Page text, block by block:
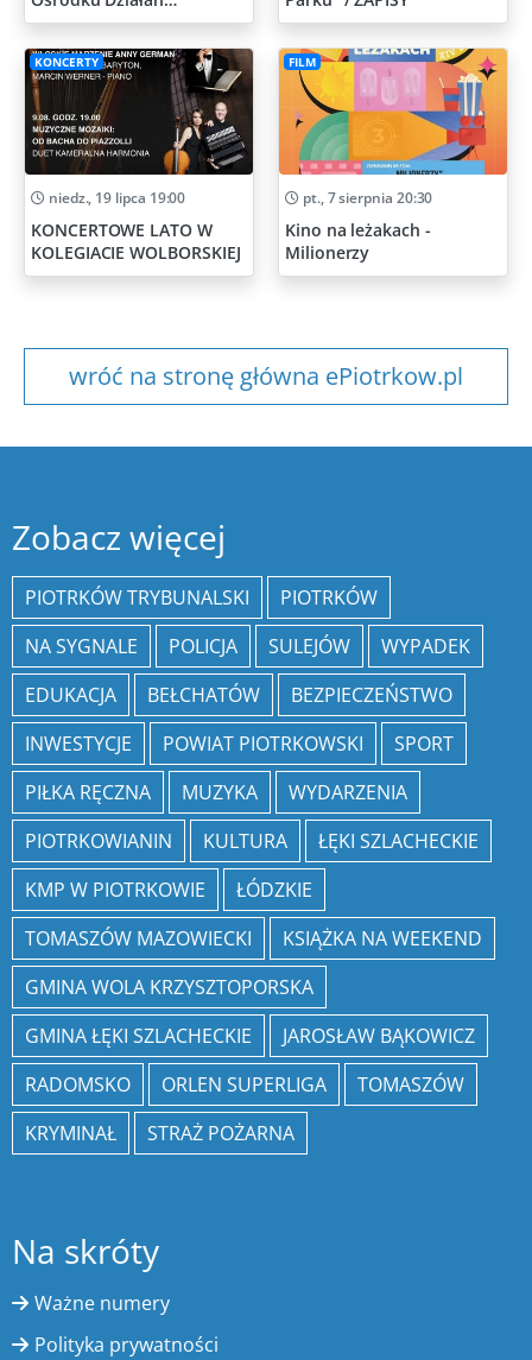
Artystycznych
KONCERTY
niedz., 19 lipca 19:00
KONCERTOWE LATO W
KOLEGIACIE WOLBORSKIEJ
FILM
pt., 7 sierpnia 20:30
Kino na leżakach -
Milionerzy
wróć na stronę główna ePiotrkow.pl
Zobacz więcej
PIOTRKÓW TRYBUNALSKI
PIOTRKÓW
NA SYGNALE
POLICJA SULEJÓW
WYPADEK
EDUKACJA
BEŁCHATÓW
BEZPIECZEŃSTWO
INWESTYCJE
POWIAT PIOTRKOWSKI
SPORT
PIŁKA RĘCZNA
MUZYKA
WYDARZENIA
PIOTRKOWIANIN
KULTURA
ŁĘKI SZLACHECKIE
KMP W PIOTRKOWIE
ŁÓDZKIE
TOMASZÓW MAZOWIECKI
KSIĄŻKA NA WEEKEND
GMINA WOLA KRZYSZTOPORSKA
GMINA ŁĘKI SZLACHECKIE
JAROSŁAW BĄKOWICZ
RADOMSKO
ORLEN SUPERLIGA
TOMASZÓW
KRYMINAŁ
STRAŻ POŻARNA
Na skróty
Ważne numery
Polityka prywatności